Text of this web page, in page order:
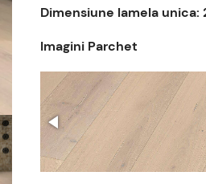
Dimensiune lamela unica:
Imagini Parchet